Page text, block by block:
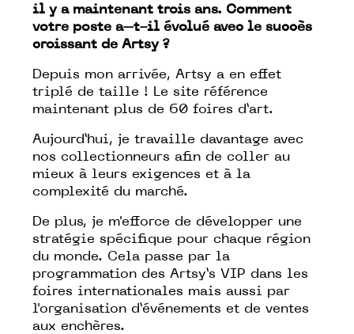
il y a maintenant trois ans. Comment
votre poste a–t-il évolué avec le succès
croissant de Artsy ?
Depuis mon arrivée, Artsy a en effet
triplé de taille ! Le site référence
maintenant plus de 60 foires d’art.
Aujourd’hui, je travaille davantage avec
nos collectionneurs afin de coller au
mieux à leurs exigences et à la
complexité du marché.
De plus, je m'efforce de développer une
stratégie spécifique pour chaque région
du monde. Cela passe par la
programmation des Artsy’s VIP dans les
foires internationales mais aussi par
l'organisation d’événements et de ventes
aux enchères.